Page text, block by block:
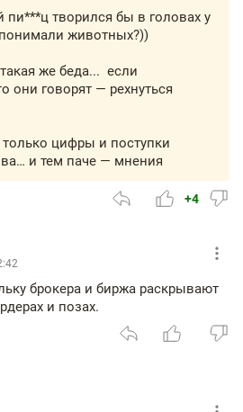
пи***ц творился бы в головах у
животных?))
же беда... если
они говорят — рехнуться
цифры и поступки
и тем паче — мнения
+4
брокера и биржа раскрывают
и позах.